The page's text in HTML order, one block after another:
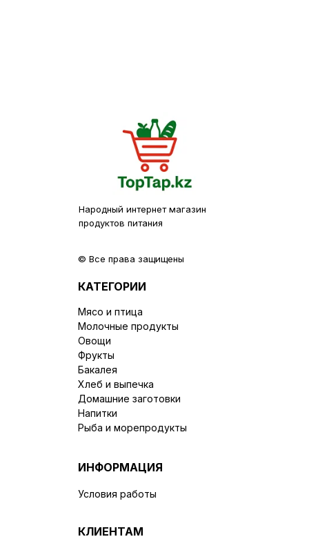
Народный интернет магазин
продуктов питания
КАТЕГОРИИ
Мясо и птица
Молочные продукты
Овощи
Фрукты
Бакалея
Хлеб и выпечка
Домашние заготовки
Напитки
Рыба и морепродукты
ИНФОРМАЦИЯ
КЛИЕНТАМ
© Все права защищены
Условия работы